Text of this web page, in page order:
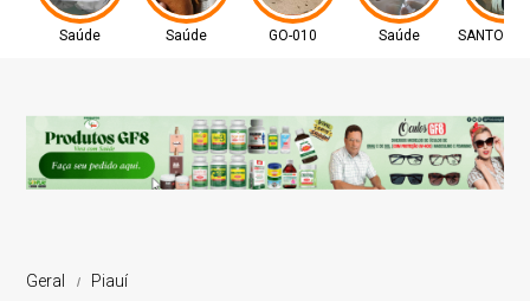
Saúde Saúde GO-010 Saúde SANTO
Geral Piauí